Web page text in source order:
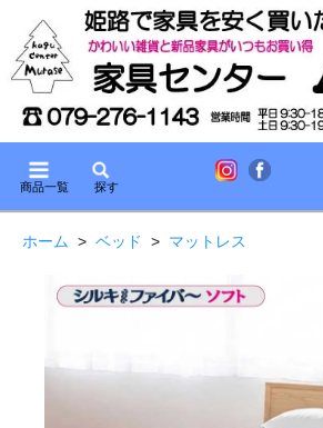
商品一覧 探す
ホーム > ベッド > マットレス